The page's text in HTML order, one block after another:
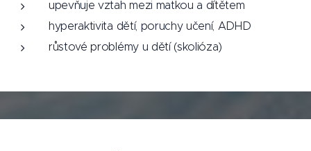
upevňuje vztah mezi matkou a dítětem
hyperaktivita dětí, poruchy učení, ADHD
růstové problémy u dětí (skolióza)